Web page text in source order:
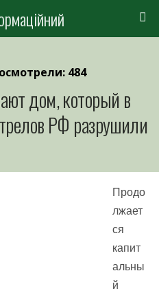
484
дом, который в
РФ разрушили
Продо
лжает
ся
капит
альны
й